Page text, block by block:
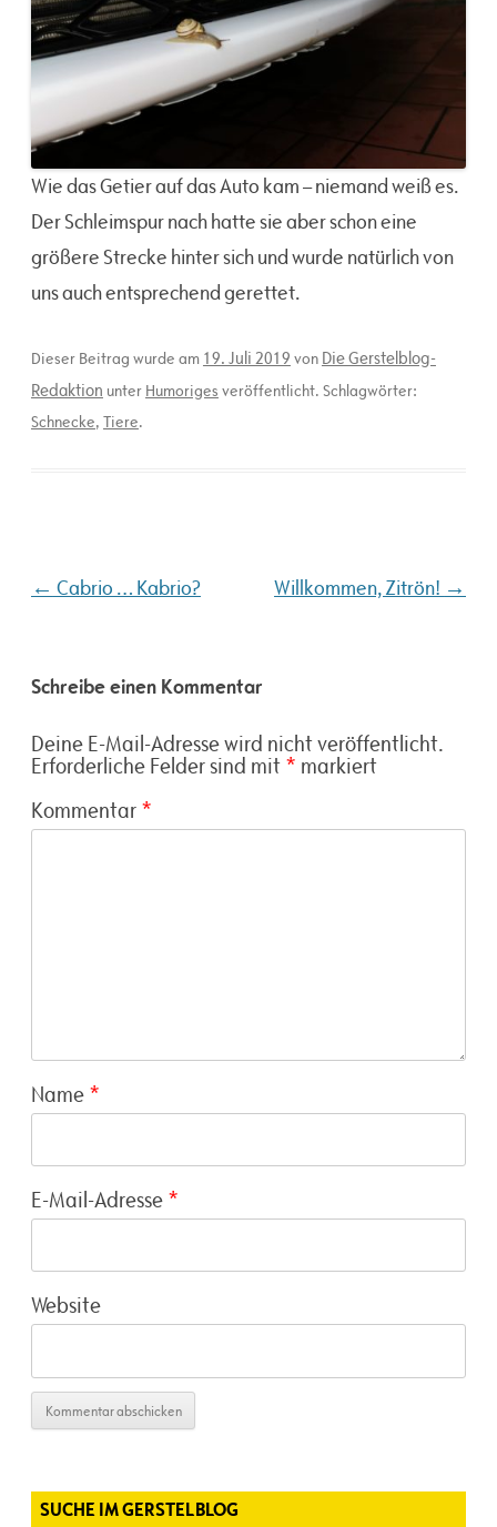
Wie das Getier auf das Auto kam – niemand weiß es.
Der Schleimspur nach hatte sie aber schon eine
größere Strecke hinter sich und wurde natürlich von
uns auch entsprechend gerettet.
Dieser Beitrag wurde am 19. Juli 2019 von Die Gerstelblog-
Redaktion unter Humoriges veröffentlicht. Schlagwörter:
Schnecke, Tiere.
Beitragsnavigation
← Cabrio … Kabrio? Willkommen, Zitrön! →
Schreibe einen Kommentar
Deine E-Mail-Adresse wird nicht veröffentlicht.
Erforderliche Felder sind mit * markiert
Kommentar *
Name *
E-Mail-Adresse *
Website
SUCHE IM GERSTELBLOG